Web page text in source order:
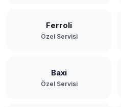
Ferroli
Özel Servisi
Baxi
Özel Servisi